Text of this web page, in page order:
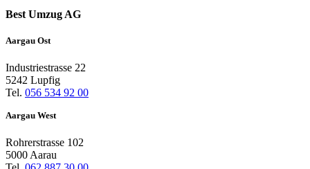
Best Umzug AG
Aargau Ost
Industriestrasse 22
5242 Lupfig
Tel. 056 534 92 00
Aargau West
Rohrerstrasse 102
5000 Aarau